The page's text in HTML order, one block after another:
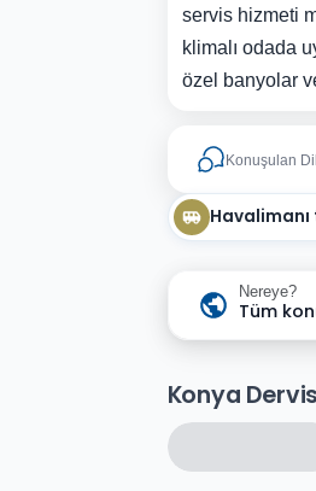
servis hizmeti
klimalı odada
özel banyolar
Konuşulan
Nereye?
Tüm
Konya